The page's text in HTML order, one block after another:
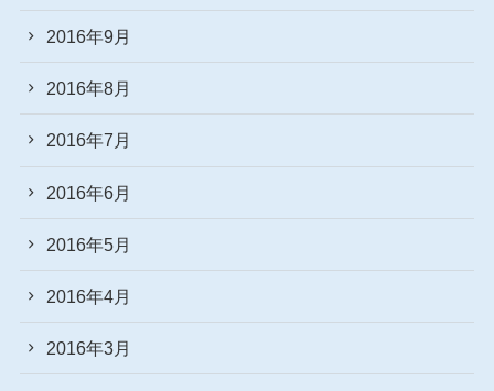
2016年9月
2016年8月
2016年7月
2016年6月
2016年5月
2016年4月
2016年3月